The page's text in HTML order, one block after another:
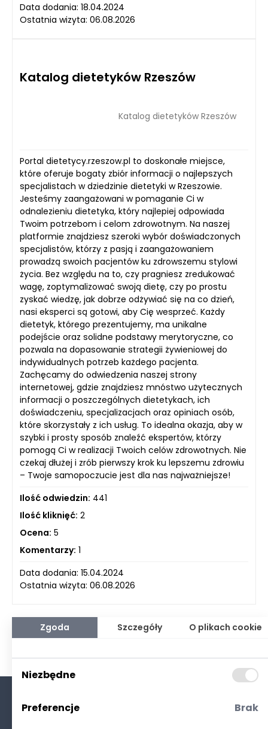
Data dodania: 18.04.2024
Ostatnia wizyta: 06.08.2026
Katalog dietetyków Rzeszów
Katalog dietetyków Rzeszów
Portal dietetycy.rzeszow.pl to doskonałe miejsce,
które oferuje bogaty zbiór informacji o najlepszych
specjalistach w dziedzinie dietetyki w Rzeszowie.
Jesteśmy zaangażowani w pomaganie Ci w
odnalezieniu dietetyka, który najlepiej odpowiada
Twoim potrzebom i celom zdrowotnym. Na naszej
platformie znajdziesz szeroki wybór doświadczonych
specjalistów, którzy z pasją i zaangażowaniem
prowadzą swoich pacjentów ku zdrowszemu stylowi
życia. Bez względu na to, czy pragniesz zredukować
wagę, zoptymalizować swoją dietę, czy po prostu
zyskać wiedzę, jak dobrze odżywiać się na co dzień,
nasi eksperci są gotowi, aby Cię wesprzeć. Każdy
dietetyk, którego prezentujemy, ma unikalne
podejście oraz solidne podstawy merytoryczne, co
pozwala na dopasowanie strategii żywieniowej do
indywidualnych potrzeb każdego pacjenta.
Zachęcamy do odwiedzenia naszej strony
internetowej, gdzie znajdziesz mnóstwo użytecznych
informacji o poszczególnych dietetykach, ich
doświadczeniu, specjalizacjach oraz opiniach osób,
które skorzystały z ich usług. To idealna okazja, aby w
szybki i prosty sposób znaleźć ekspertów, którzy
pomogą Ci w realizacji Twoich celów zdrowotnych. Nie
czekaj dłużej i zrób pierwszy krok ku lepszemu zdrowiu
– Twoje samopoczucie jest dla nas najważniejsze!
Ilość odwiedzin: 441
Ilość kliknięć: 2
Ocena: 5
Komentarzy: 1
Data dodania: 15.04.2024
Ostatnia wizyta: 06.08.2026
Zgoda Szczegóły O plikach cookie
Niezbędne
Preferencje Brak